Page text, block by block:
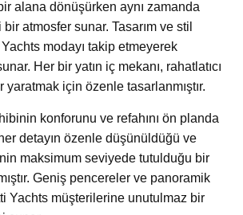
alana dönüşürken aynı zamanda
atmosfer sunar. Tasarım ve stil
Yachts modayı takip etmeyerek
Her bir yatın iç mekanı, rahatlatıcı
yaratmak için özenle tasarlanmıştır.
konforunu ve refahını ön planda
detayın özenle düşünüldüğü ve
maksimum seviyede tutulduğu bir
Geniş pencereler ve panoramik
Yachts müşterilerine unutulmaz bir